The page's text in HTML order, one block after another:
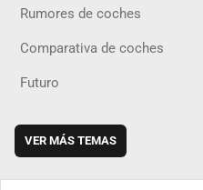
Rumores de coches
Comparativa de coches
Futuro
VER MÁS TEMAS